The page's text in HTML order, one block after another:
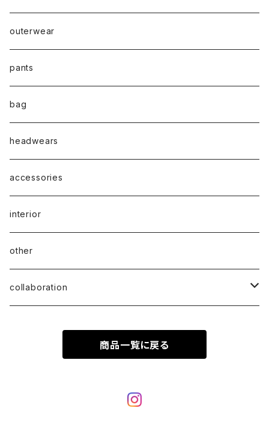
outerwear
pants
bag
headwears
accessories
interior
other
collaboration
ciatre × have a good time
商品一覧に戻る